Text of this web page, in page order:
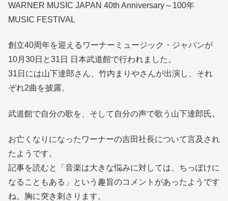
WARNER MUSIC JAPAN 40th Anniversary～100年
MUSIC FESTIVAL
創立40周年を迎えるワーナーミュージック・ジャパンが
10月30日と31日 日本武道館で行われました。
31日には山下達郎さん、竹内まりやさんが出演し、それ
ぞれ2曲を披露。
武道館で自分の歌を、そして自分の声で歌う山下達郎氏。
お亡くなりになったワーナーの吉田社長について言及され
たようです。
記事を読むと「音楽は大きな悩みに対しては、ちっぽけに
なることもある」という趣旨のコメントがあったようです
ね。胸に突き刺さります。